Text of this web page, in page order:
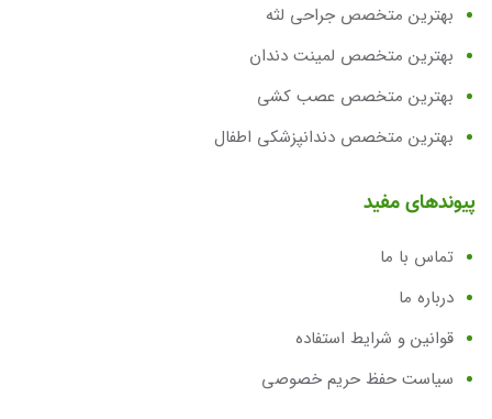
بهترین متخصص جراحی لثه
بهترین متخصص لمینت دندان
بهترین متخصص عصب کشی
بهترین متخصص دندانپزشکی اطفال
پیوندهای مفید
تماس با ما
درباره ما
قوانین و شرایط استفاده
سیاست حفظ حریم خصوصی